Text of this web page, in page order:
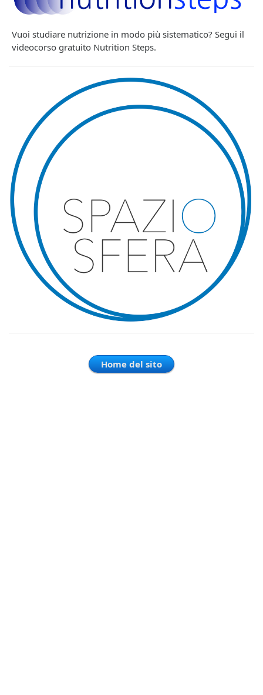
Vuoi studiare nutrizione in modo più sistematico? Segui il
videocorso gratuito Nutrition Steps.
Home del sito